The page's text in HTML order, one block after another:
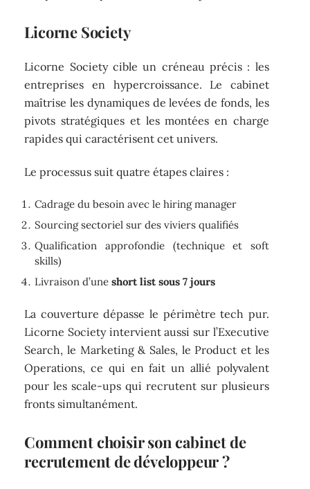
Licorne Society
Licorne Society cible un créneau précis : les
entreprises en hypercroissance. Le cabinet
maîtrise les dynamiques de levées de fonds, les
pivots stratégiques et les montées en charge
rapides qui caractérisent cet univers.
Le processus suit quatre étapes claires :
Cadrage du besoin avec le hiring manager
Sourcing sectoriel sur des viviers qualifiés
Qualification approfondie (technique et soft
skills)
Livraison d’uneshort list sous 7 jours
La couverture dépasse le périmètre tech pur.
Licorne Society intervient aussi sur l’Executive
Search, le Marketing & Sales, le Product et les
Operations, ce qui en fait un allié polyvalent
pour les scale-ups qui recrutent sur plusieurs
fronts simultanément.
Comment choisir son cabinet de
recrutement de développeur ?